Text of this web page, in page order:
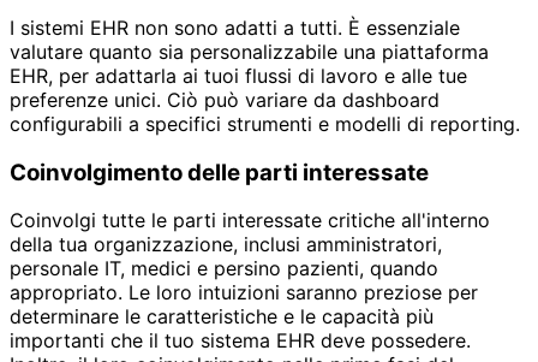
I sistemi EHR non sono adatti a tutti. È essenziale
valutare quanto sia personalizzabile una piattaforma
EHR, per adattarla ai tuoi flussi di lavoro e alle tue
preferenze unici. Ciò può variare da dashboard
configurabili a specifici strumenti e modelli di reporting.
Coinvolgimento delle parti interessate
Coinvolgi tutte le parti interessate critiche all'interno
della tua organizzazione, inclusi amministratori,
personale IT, medici e persino pazienti, quando
appropriato. Le loro intuizioni saranno preziose per
determinare le caratteristiche e le capacità più
importanti che il tuo sistema EHR deve possedere.